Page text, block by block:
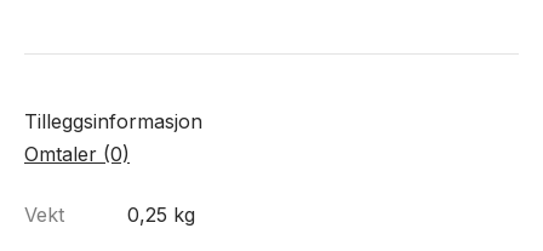
Tilleggsinformasjon
Omtaler (0)
Vekt
0,25 kg